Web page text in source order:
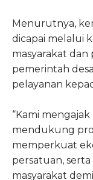
Menurutnya,
dicapai melalui
masyarakat
pemerintah
pelayanan
“Kami
mendukung
memperkuat
persatuan,
masyarakat